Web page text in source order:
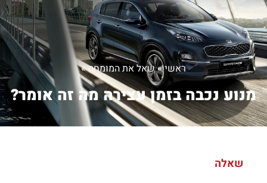
ראשי»שאל את המומחה»
מנוע נכבה בזמן עצירה מה זה אומר?
שאלה